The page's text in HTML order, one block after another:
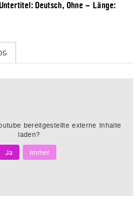
Deutsch, Ohne – Länge:
bereitgestellte externe Inhalte
laden?
Ja
Immer